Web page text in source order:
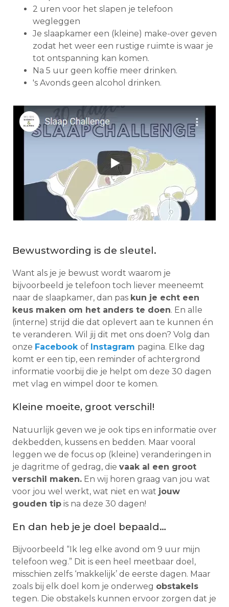
2 uren voor het slapen je telefoon
wegleggen
Je slaapkamer een (kleine) make-over geven
zodat het weer een rustige ruimte is waar je
tot ontspanning kan komen.
Na 5 uur geen koffie meer drinken.
's Avonds geen alcohol drinken.
Bewustwording is de sleutel.
Want als je je bewust wordt waarom je
bijvoorbeeld je telefoon toch liever meeneemt
naar de slaapkamer, dan pas kun je echt een
keus maken om het anders te doen. En alle
(interne) strijd die dat oplevert aan te kunnen én
te veranderen. Wil jij dit met ons doen? Volg dan
onze Facebook of Instagram pagina. Elke dag
komt er een tip, een reminder of achtergrond
informatie voorbij die je helpt om deze 30 dagen
met vlag en wimpel door te komen.
Kleine moeite, groot verschil!
Natuurlijk geven we je ook tips en informatie over
dekbedden, kussens en bedden. Maar vooral
leggen we de focus op (kleine) veranderingen in
je dagritme of gedrag, die vaak al een groot
verschil maken. En wij horen graag van jou wat
voor jou wel werkt, wat niet en wat jouw
gouden tip is na deze 30 dagen!
En dan heb je je doel bepaald…
Bijvoorbeeld “Ik leg elke avond om 9 uur mijn
telefoon weg.” Dit is een heel meetbaar doel,
misschien zelfs ‘makkelijk’ de eerste dagen. Maar
zoals bij elk doel kom je onderweg obstakels
tegen. Die obstakels kunnen ervoor zorgen dat je